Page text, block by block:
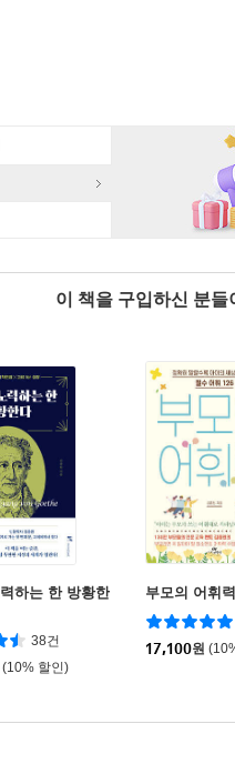
이 책을 구입하신 분
하는 한 방황한
38건
(10% 할인)
부모의 어휘력
17,100원